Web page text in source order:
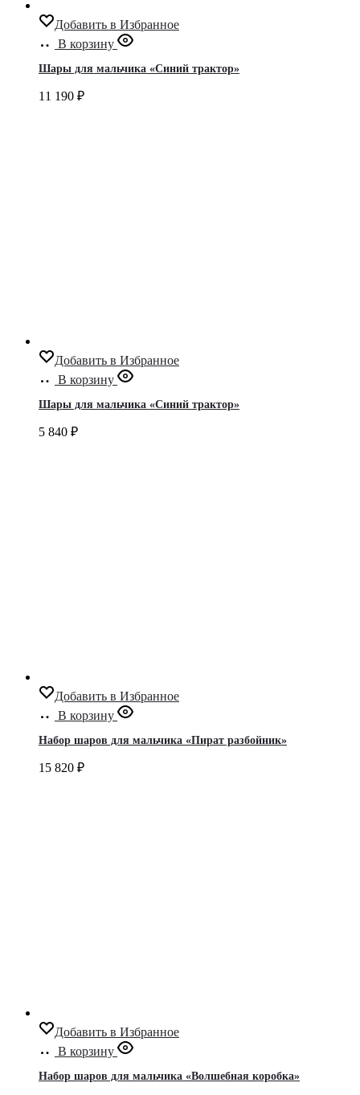
Добавить в Избранное
В корзину
Шары для мальчика «Синий трактор»
11 190 ₽
Добавить в Избранное
В корзину
Шары для мальчика «Синий трактор»
5 840 ₽
Добавить в Избранное
В корзину
Набор шаров для мальчика «Пират разбойник»
15 820 ₽
Добавить в Избранное
В корзину
Набор шаров для мальчика «Волшебная коробка»